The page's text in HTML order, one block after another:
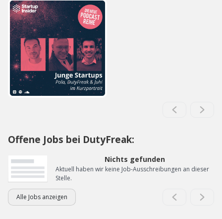
Offene Jobs bei DutyFreak:
Nichts gefunden
Aktuell haben wir keine Job-Ausschreibungen an dieser
Stelle.
Alle Jobs anzeigen